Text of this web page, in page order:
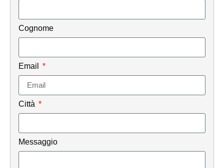
Cognome
Email
Città
Messaggio